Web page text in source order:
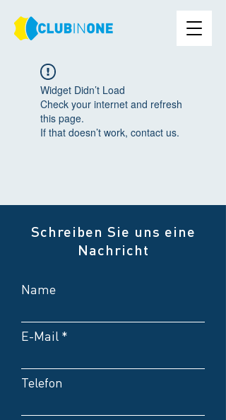
Widget Didn’t Load
Check your internet and refresh
this page.
If that doesn’t work, contact us.
Schreiben Sie uns eine
Nachricht
Name
E-Mail
Telefon